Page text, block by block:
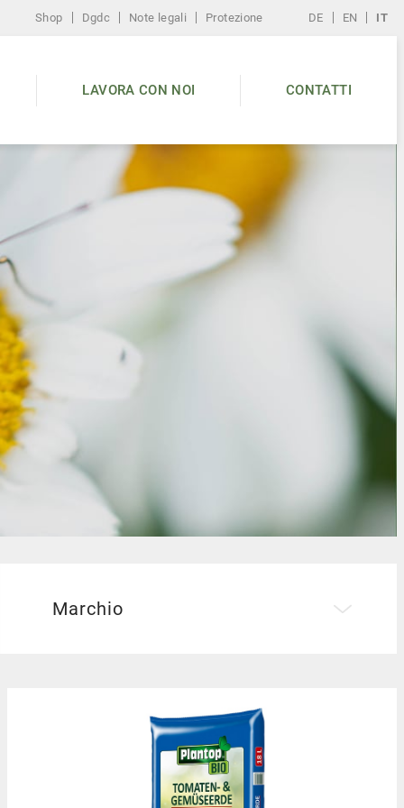
Shop Dgdc Note legali Protezione DE EN IT
legno
LAVORA CON NOI CONTATTI
Marchio